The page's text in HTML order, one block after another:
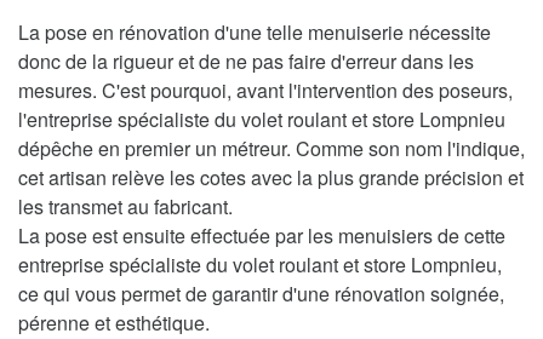
La pose en rénovation d'une telle menuiserie nécessite
donc de la rigueur et de ne pas faire d'erreur dans les
mesures. C'est pourquoi, avant l'intervention des poseurs,
l'entreprise spécialiste du volet roulant et store Lompnieu
dépêche en premier un métreur. Comme son nom l'indique,
cet artisan relève les cotes avec la plus grande précision et
les transmet au fabricant.
La pose est ensuite effectuée par les menuisiers de cette
entreprise spécialiste du volet roulant et store Lompnieu,
ce qui vous permet de garantir d'une rénovation soignée,
pérenne et esthétique.